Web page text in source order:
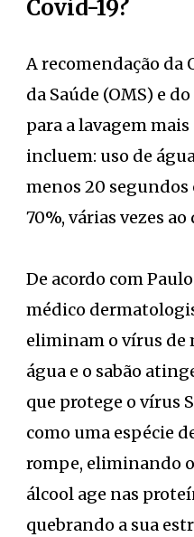
Covid-19?
A recomendação
da Saúde (OMS) e
para a lavagem
incluem: uso de
menos 20
70%, várias vezes ao
De acordo com
médico
eliminam o vírus de
água e o sabão
que protege o vírus
como uma espécie
rompe, eliminando
álcool age nas
quebrando a sua